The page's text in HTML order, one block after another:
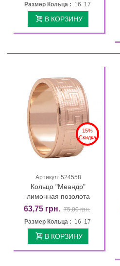
Размер Кольца : 16 17
В КОРЗИНУ
15%
Скидка
Артикул: 524558
Кольцо "Меандр"
лимонная позолота
63,75 грн. 75,00 грн.
Размер Кольца : 16 17
В КОРЗИНУ